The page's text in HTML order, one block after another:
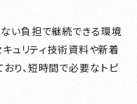
い負担で継続できる環境
ュリティ技術資料や新着
り、短時間で必要なトピ